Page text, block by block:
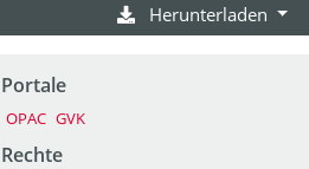
Herunterladen
Portale
OPAC GVK
Rechte